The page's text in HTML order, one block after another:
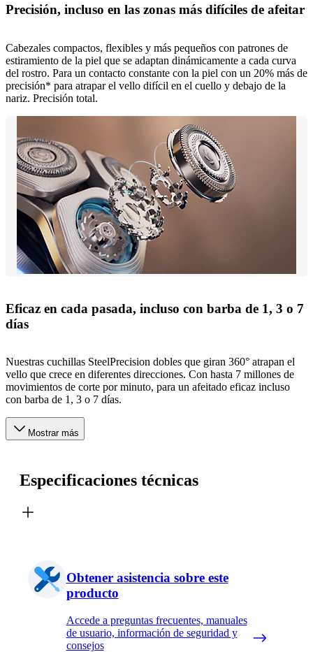
Precisión, incluso en las zonas más difíciles de afeitar
Cabezales compactos, flexibles y más pequeños con patrones de
estiramiento de la piel que se adaptan dinámicamente a cada curva
del rostro. Para un contacto constante con la piel con un 20% más de
precisión* para atrapar el vello difícil en el cuello y debajo de la
nariz. Precisión total.
Eficaz en cada pasada, incluso con barba de 1, 3 o 7
días
Nuestras cuchillas SteelPrecision dobles que giran 360° atrapan el
vello que crece en diferentes direcciones. Con hasta 7 millones de
movimientos de corte por minuto, para un afeitado eficaz incluso
con barba de 1, 3 o 7 días.
Mostrar más
Especificaciones técnicas
Obtener asistencia sobre este
producto
Accede a preguntas frecuentes, manuales
de usuario, información de seguridad y
consejos